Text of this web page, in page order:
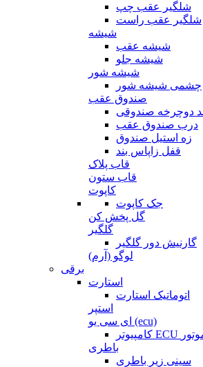
شلگیر عقب چپ
شلگیر عقب راست
شیشه
شیشه عقب
شیشه جلو
شیشه شور
چشمی شیشه شور
صندوق عقب
دوچرخه صندوقی
درب صندوق عقب
زه استیل صندوق
قفل زاپاس بند
قاب پلاک
قاب ستون
کاپوت
جک کاپوت
گل پخش کن
گلگیر
گارنیش دور گلگیر
لوگو (آرم)
برقی
استارت
اتوماتیک استارت
استپر
ای سی یو (ecu)
باطری
سینی زیر باطری